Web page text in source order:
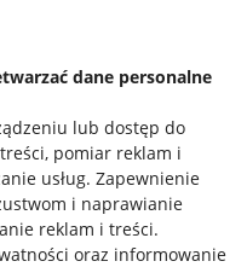
dane personalne
lub dostęp do
pomiar reklam i
usług. Zapewnienie
i naprawianie
reklam i treści.
oraz informowanie